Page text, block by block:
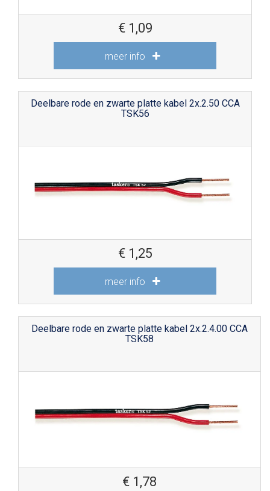
€ 1,09
meer info
Deelbare rode en zwarte platte kabel 2x.2.50 CCA
TSK56
€ 1,25
meer info
Deelbare rode en zwarte platte kabel 2x.2.4.00 CCA
TSK58
€ 1,78